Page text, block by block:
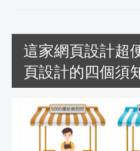
這家網頁設計超
頁設計的四個須